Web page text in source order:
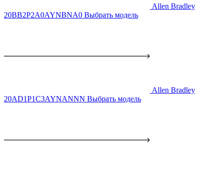
Allen Bradley
20BB2P2A0AYNBNA0 Выбрать модель
Allen Bradley
20AD1P1C3AYNANNN Выбрать модель